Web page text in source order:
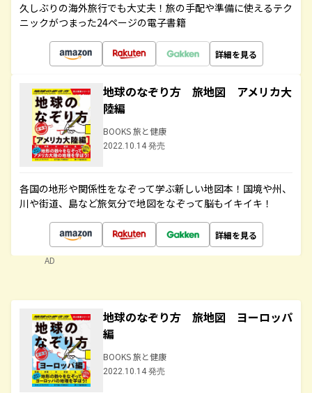
久しぶりの海外旅行でも大丈夫！旅の手配や準備に使えるテク
ニックがつまった24ページの電子書籍
詳細を見る
地球のなぞり方 旅地図 アメリカ大
陸編
BOOKS 旅と健康
2022.10.14 発売
各国の地形や関係性をなぞって学ぶ新しい地図本！国境や州、
川や街道、島など旅気分で地図をなぞって脳もイキイキ！
詳細を見る
AD
地球のなぞり方 旅地図 ヨーロッパ
編
BOOKS 旅と健康
2022.10.14 発売